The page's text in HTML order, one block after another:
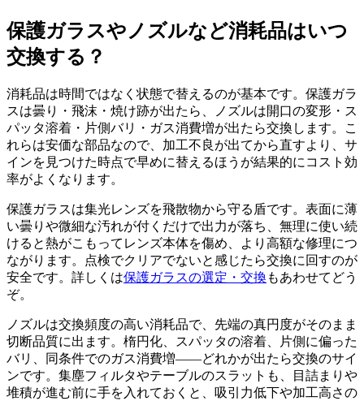
保護ガラスやノズルなど消耗品はいつ
交換する？
消耗品は時間ではなく状態で替えるのが基本です。保護ガラ
スは曇り・飛沫・焼け跡が出たら、ノズルは開口の変形・ス
パッタ溶着・片側バリ・ガス消費増が出たら交換します。こ
れらは安価な部品なので、加工不良が出てから直すより、サ
インを見つけた時点で早めに替えるほうが結果的にコスト効
率がよくなります。
保護ガラスは集光レンズを飛散物から守る盾です。表面に薄
い曇りや微細な汚れが付くだけで出力が落ち、無理に使い続
けると熱がこもってレンズ本体を傷め、より高額な修理につ
ながります。点検でクリアでないと感じたら交換に回すのが
安全です。詳しくは保護ガラスの選定・交換 もあわせてどう
ぞ。
ノズルは交換頻度の高い消耗品で、先端の真円度がそのまま
切断品質に出ます。楕円化、スパッタの溶着、片側に偏った
バリ、同条件でのガス消費増——どれかが出たら交換のサイ
ンです。集塵フィルタやテーブルのスラットも、目詰まりや
堆積が進む前に手を入れておくと、吸引力低下や加工高さの